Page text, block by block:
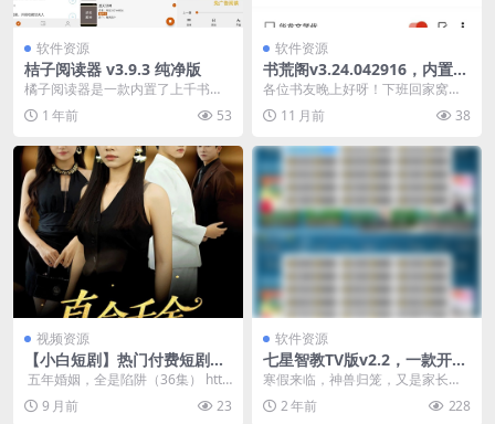
软件资源
桔子阅读器 v3.9.3 纯净版
橘子阅读器是一款内置了上千书源
的阅读器，已经去除了广告，是一
款十分好用的小说阅读...
1 年前 53
软件资源
书荒阁v3.24.042916，内置70
0+书源涵盖全网资源
各位书友晚上好呀！下班回家窝在
沙发上读会儿小说，本是一天中最
惬意的时刻，可找款顺...
11 月前 38
视频资源
【小白短剧】热门付费短剧资
源分享2025年10月30日 91部
​ 五年婚姻，全是陷阱（36集） http
s://pan.quark.cn/s/...
9 月前 23
软件资源
七星智教TV版v2.2，一款开源
免费的孩子教育应用
寒假来临，神兽归笼，又是家长头
疼的日子来临，一是担心假期期间
特别是年假孩子只顾玩...
2 年前 228